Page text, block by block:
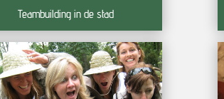
Teambuilding in de stad